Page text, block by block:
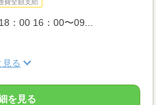
費全額支給
：00 16：00〜09...
見る
を見る